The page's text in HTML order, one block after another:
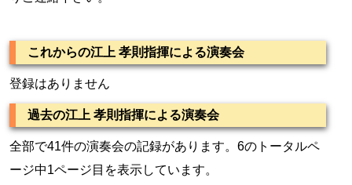
これからの江上 孝則指揮による演奏会
登録はありません
過去の江上 孝則指揮による演奏会
全部で41件の演奏会の記録があります。6のトータルペ
ージ中1ページ目を表示しています。